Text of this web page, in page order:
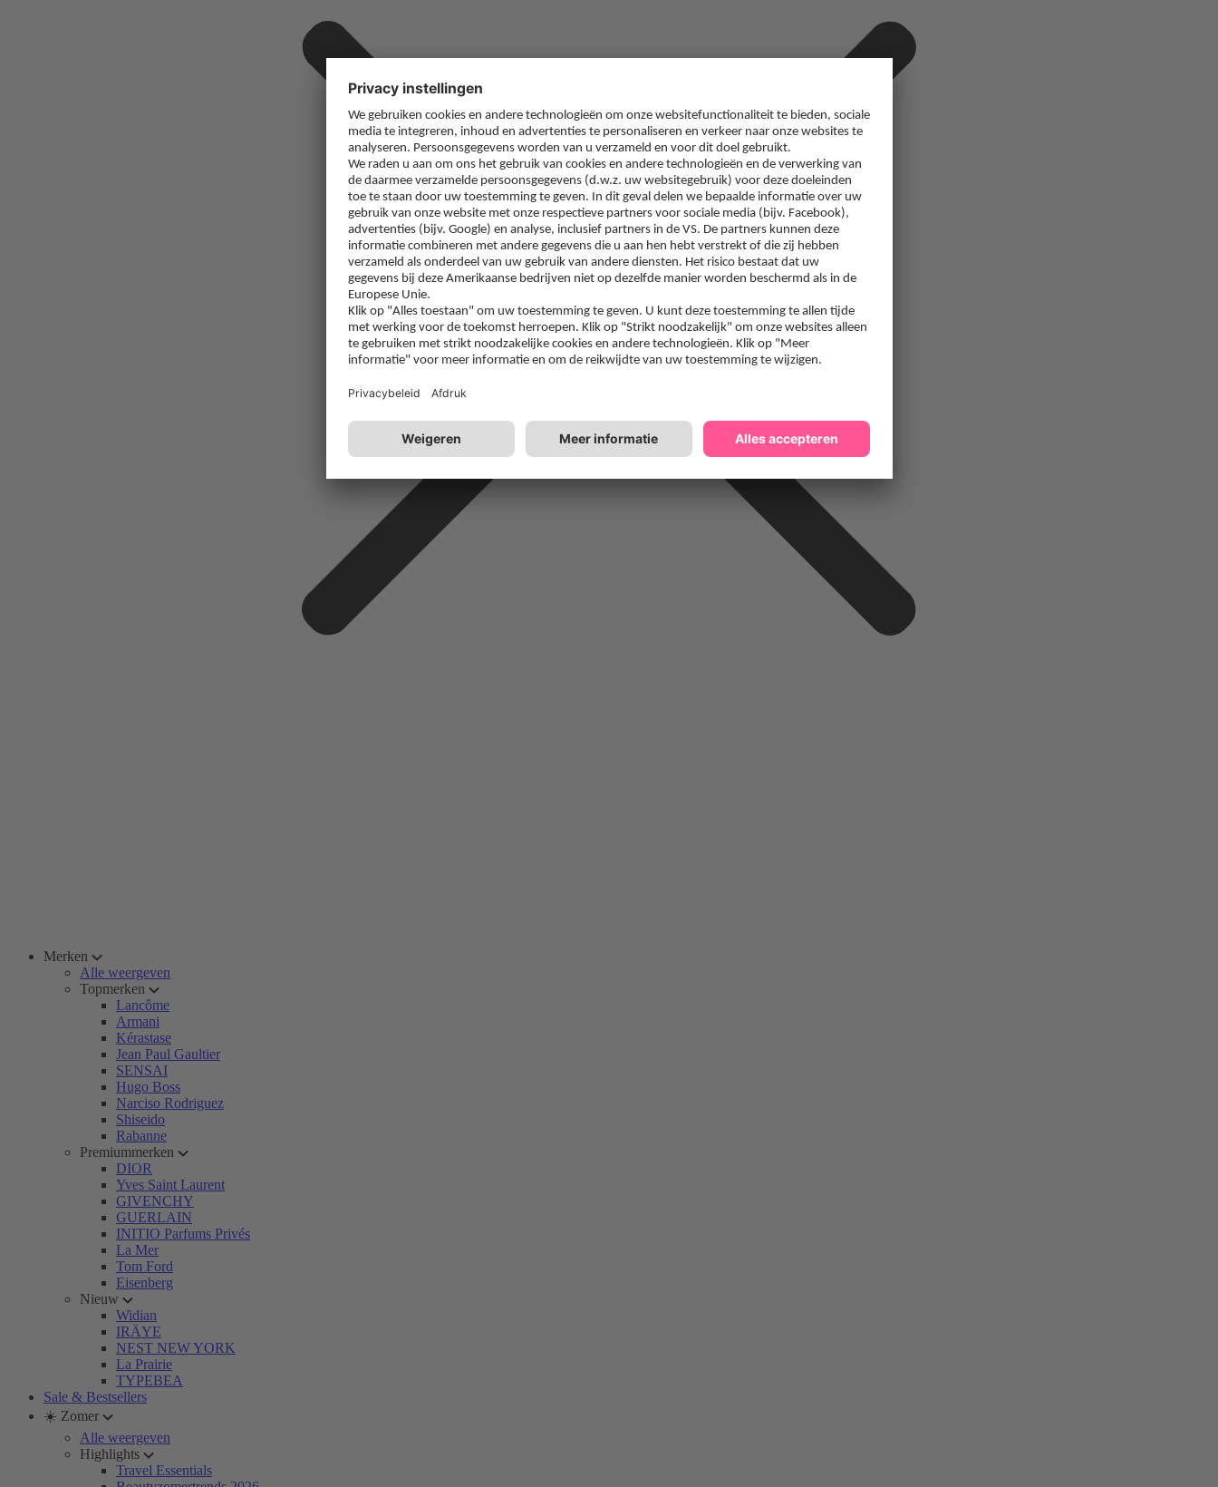
Merken
Alle weergeven
Topmerken
Lancôme
Armani
Kérastase
Jean Paul Gaultier
SENSAI
Hugo Boss
Narciso Rodriguez
Shiseido
Rabanne
Premiummerken
DIOR
Yves Saint Laurent
GIVENCHY
GUERLAIN
INITIO Parfums Privés
La Mer
Tom Ford
Eisenberg
Nieuw
Widian
IRÄYE
NEST NEW YORK
La Prairie
TYPEBEA
Sale & Bestsellers
☀️ Zomer
Alle weergeven
Highlights
Travel Essentials